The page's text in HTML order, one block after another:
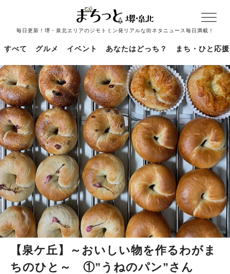
毎日更新！堺・泉北エリアのジモトミン発リアルな街ネタニュース毎日満載！
すべて グルメ イベント あなたはどっち？ まち・ひと応援
【泉ケ丘】～おいしい物を作るわがま
ちのひと～ ①”うねのパン”さん